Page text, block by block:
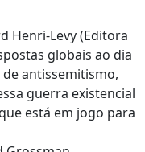
Henri-Levy (Editora
globais ao dia
antissemitismo,
guerra existencial
está em jogo para